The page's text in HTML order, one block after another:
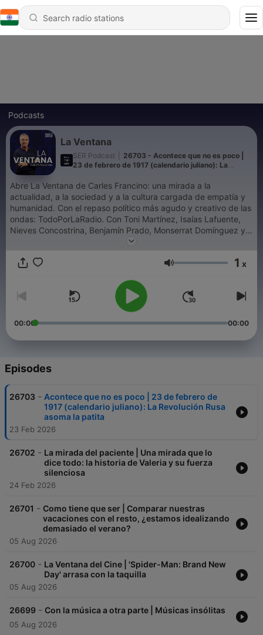
Podcasts
La Ventana
SER Podcast
26703 - Acontece que no es poco |
23 de febrero de 1917 (calendario juliano): La
Abre La Ventana de Carles Francino: una mirada a la
actualidad, a la sociedad y a la cultura cargada de empatía y
humanidad. Con el repaso político más agudo y creativo de las
ondas: TodoPorLaRadio. Con Toni Martínez, Isaías Lafuente,
Nieves Concostrina, Benjamín Prado, Monserrat Domínguez y
Volume 1 x
00:00 00:00
Episodes
26703 - Acontece que no es poco | 23 de febrero de
1917 (calendario juliano): La Revolución Rusa
asoma la patita
23 Feb 2026
26702 - La mirada del paciente | Una mirada que lo
dice todo: la historia de Valeria y su fuerza
silenciosa
24 Feb 2026
26701 - Como tiene que ser | Comparar nuestras
vacaciones con el resto, ¿estamos idealizando
demasiado el verano?
05 Aug 2026
26700 - La Ventana del Cine | 'Spider-Man: Brand New
Day' arrasa con la taquilla
05 Aug 2026
26699 - Con la música a otra parte | Músicas insólitas
05 Aug 2026